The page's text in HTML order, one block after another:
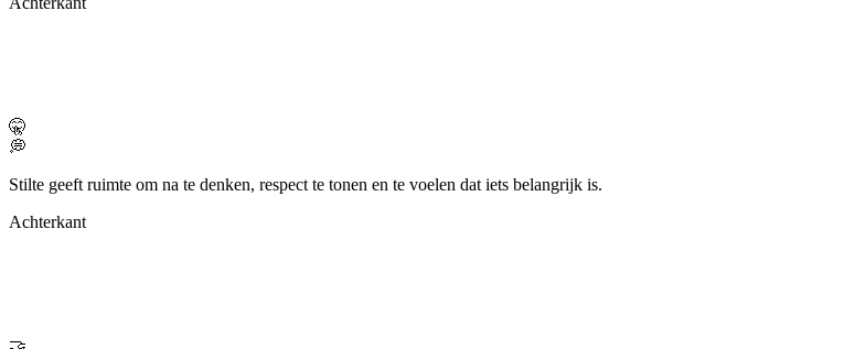
🤫
💭
Stilte geeft ruimte om na te denken, respect te tonen en te voelen dat iets belangrijk is.
Achterkant